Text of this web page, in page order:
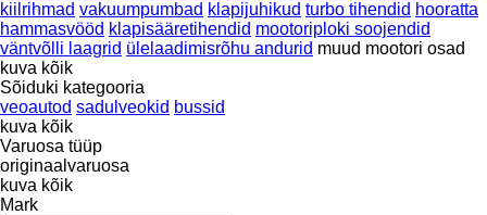
kiilrihmad vakuumpumbad klapijuhikud turbo tihendid hooratta
hammasvööd klapisääretihendid mootoriploki soojendid
väntvõlli laagrid ülelaadimisrõhu andurid muud mootori osad
kuva kõik
Sõiduki kategooria
veoautod sadulveokid bussid
kuva kõik
Varuosa tüüp
originaalvaruosa
kuva kõik
Mark